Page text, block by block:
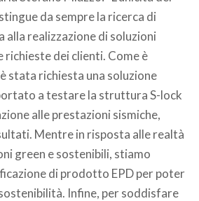
da sempre la ricerca di
realizzazione di soluzioni
richieste dei clienti. Come è
stata richiesta una soluzione
a testare la struttura S-lock
alle prestazioni sismiche,
Mentre in risposta alle realtà
green e sostenibili, stiamo
di prodotto EPD per poter
Infine, per soddisfare